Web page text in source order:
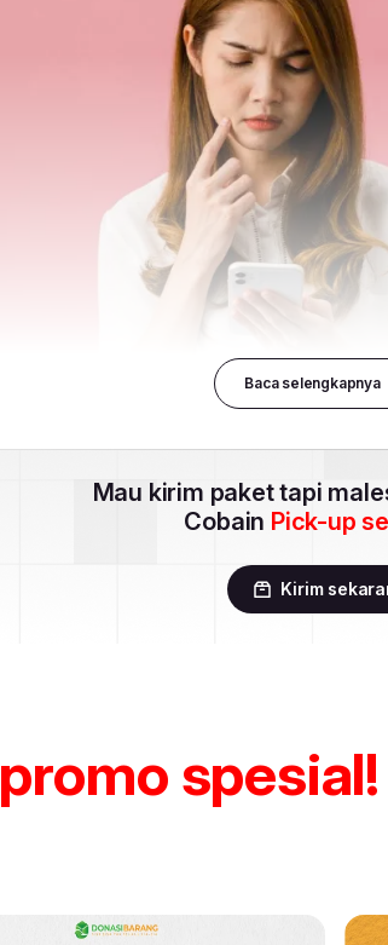
Baca selengkapnya
Mau kirim paket tapi
Cobain Pick-up
Kirim
promo spesial!